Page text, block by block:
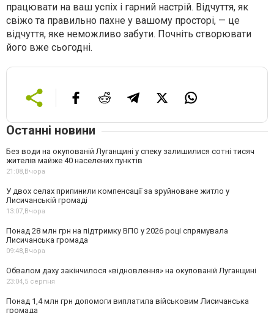
працювати на ваш успіх і гарний настрій. Відчуття, як
свіжо та правильно пахне у вашому просторі, — це
відчуття, яке неможливо забути. Почніть створювати
його вже сьогодні.
Останні новини
Без води на окупованій Луганщині у спеку залишилися сотні тисяч
жителів майже 40 населених пунктів
21:08, Вчора
У двох селах припинили компенсації за зруйноване житло у
Лисичанській громаді
13:07, Вчора
Понад 28 млн грн на підтримку ВПО у 2026 році спрямувала
Лисичанська громада
09:48, Вчора
Обвалом даху закінчилося «відновлення» на окупованій Луганщині
23:04,5 серпня
Понад 1,4 млн грн допомоги виплатила військовим Лисичанська
громада